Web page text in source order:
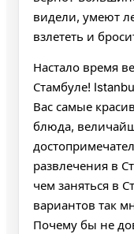
видели, умеют
взлететь и
Настало время
Стамбуле!
Вас самые
блюда,
развлечения в
чем заняться в
вариантов так
Почему бы не